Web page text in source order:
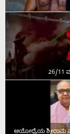
26/11
ಅಯೋಧ್ಯೆಯ ಶ್ರೀರಾಮ